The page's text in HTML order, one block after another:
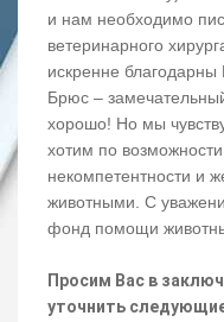
и нам необходимо
ветеринарного
искренне
Брюс –
хорошо! Но мы
хотим по
некомпетентности и
животными. С
фонд помощи
Просим Вас в
уточнить